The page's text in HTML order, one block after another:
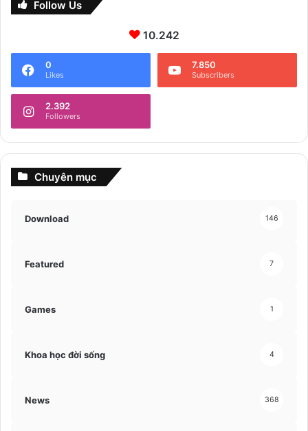
Follow Us
10.242
0
Likes
7.850
Subscribers
2.392
Followers
Chuyên mục
Download 146
Featured 7
Games 1
Khoa học đời sống 4
News 368